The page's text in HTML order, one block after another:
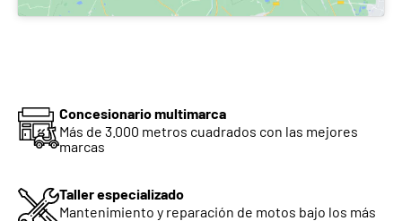
Altura libre al suelo
Altura del asiento 805 mm
Capacidad del depósito 13 L
Concesionario multimarca
Más de 3.000 metros cuadrados con las mejores
marcas
Taller especializado
Mantenimiento y reparación de motos bajo los más